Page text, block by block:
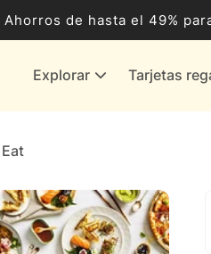
Ahorros de hasta el 49%
Explorar Tarjetas
Entretenimiento y Cultura
de gas y energía
las tiendas